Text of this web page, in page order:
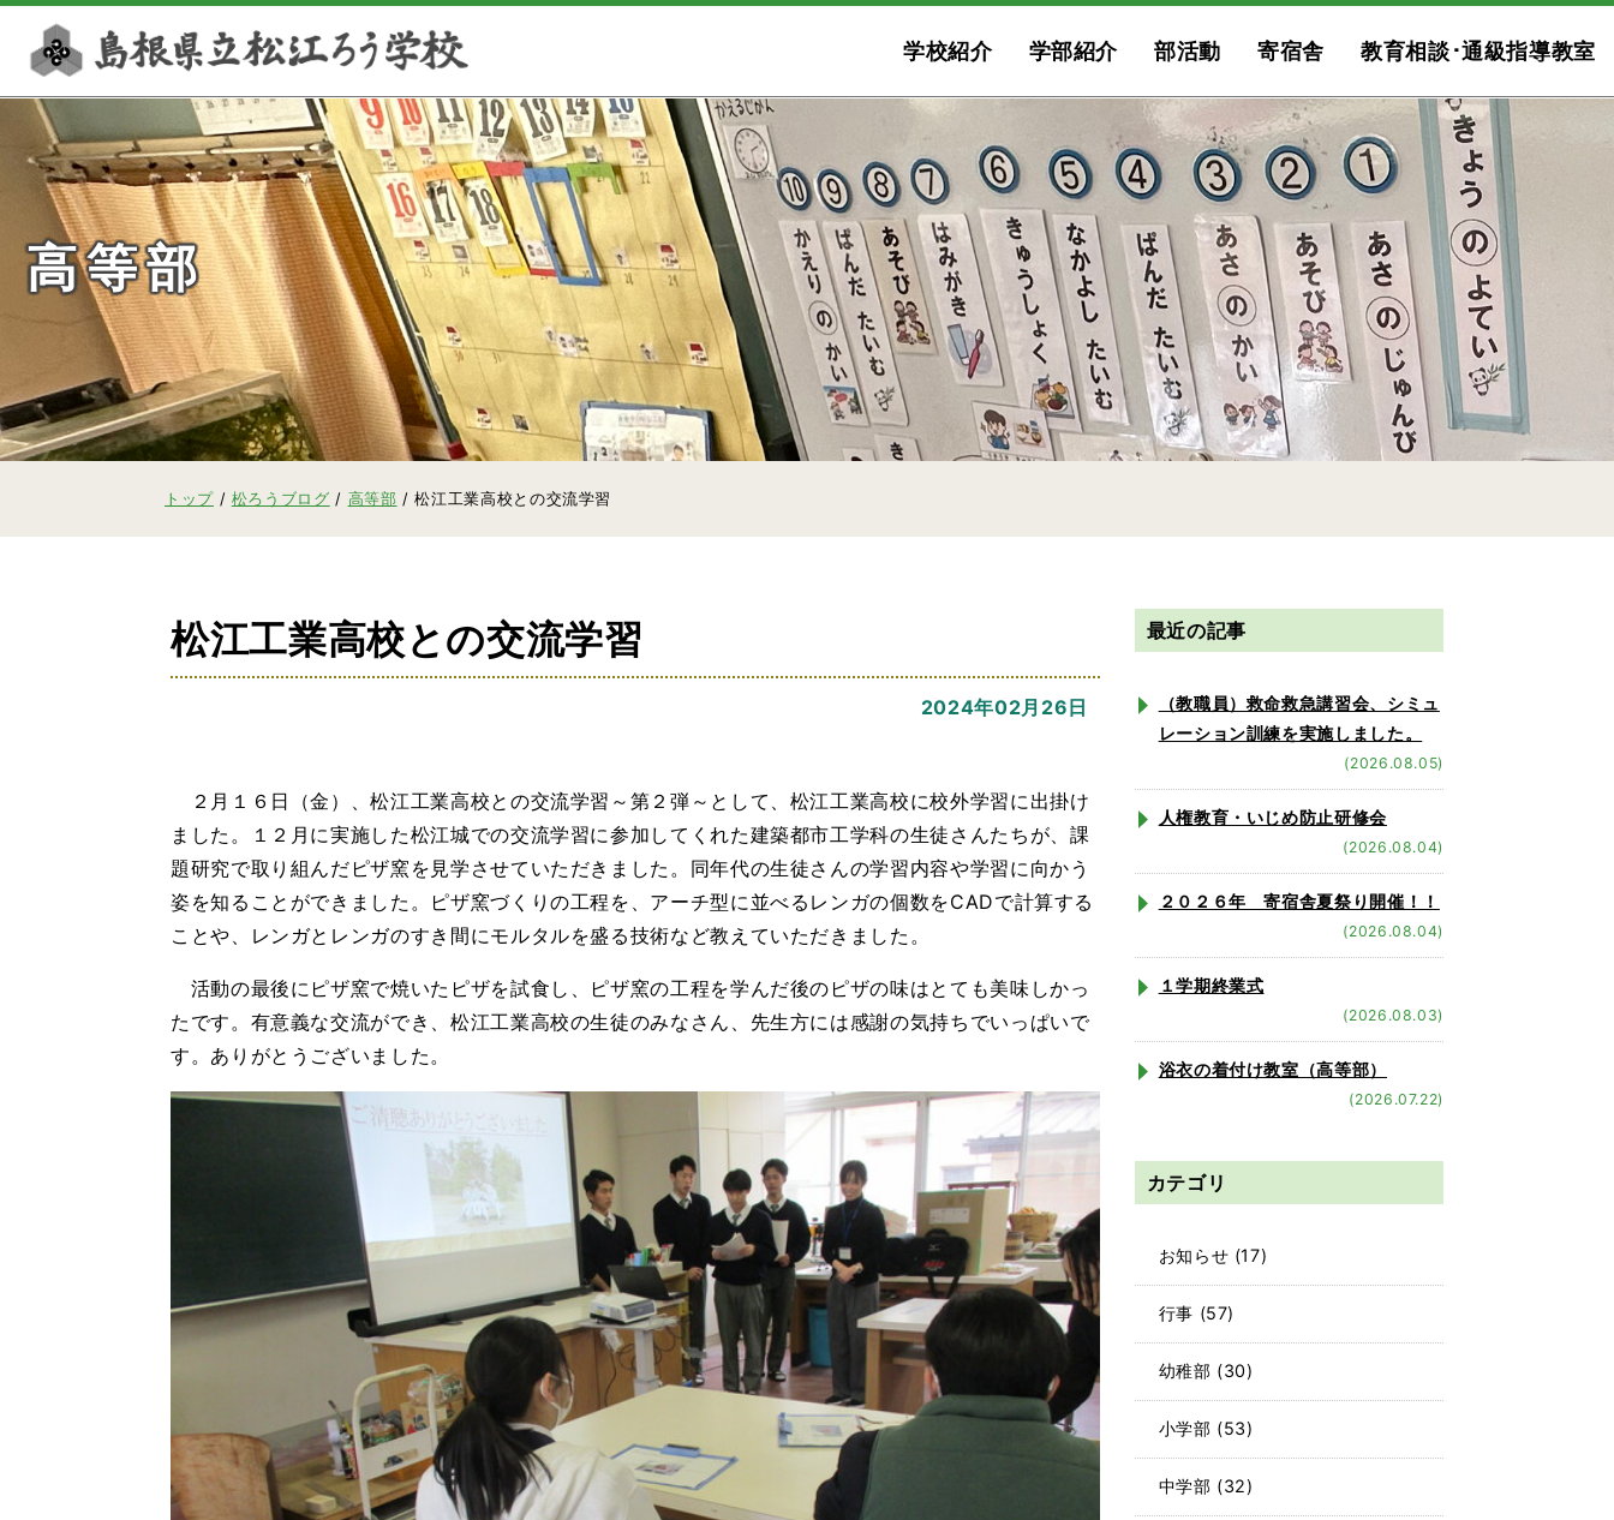
学校紹介 学部紹介 部活動 寄宿舎 教育相談･通級指導教室
高等部
現
トップ/ 松ろうブログ / 高等部 /松江工業高校との交流学習
松江工業高校との交流学習
2024年02月26日
２月１６日（金）、松江工業高校との交流学習～第２弾～として、松江工業高校に校外学習に出掛け
ました。１２月に実施した松江城での交流学習に参加してくれた建築都市工学科の生徒さんたちが、課
題研究で取り組んだピザ窯を見学させていただきました。同年代の生徒さんの学習内容や学習に向かう
姿を知ることができました。ピザ窯づくりの工程を、アーチ型に並べるレンガの個数をCADで計算する
ことや、レンガとレンガのすき間にモルタルを盛る技術など教えていただきました。
活動の最後にピザ窯で焼いたピザを試食し、ピザ窯の工程を学んだ後のピザの味はとても美味しかっ
たです。有意義な交流ができ、松江工業高校の生徒のみなさん、先生方には感謝の気持ちでいっぱいで
す。ありがとうございました。
最近の記事
（教職員）救命救急講習会、シミュ
レーション訓練を実施しました。
(2026.08.05)
人権教育・いじめ防止研修会
(2026.08.04)
２０２６年 寄宿舎夏祭り開催！！
(2026.08.04)
１学期終業式
(2026.08.03)
浴衣の着付け教室（高等部）
(2026.07.22)
カテゴリ
お知らせ (17)
行事 (57)
幼稚部 (30)
小学部 (53)
中学部 (32)